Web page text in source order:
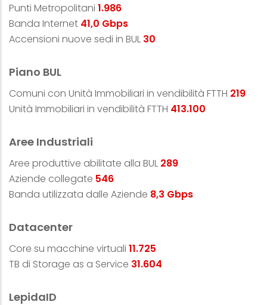
Punti Metropolitani 1.986
Banda Internet 41,0 Gbps
Accensioni nuove sedi in BUL 30
Piano BUL
Comuni con Unità Immobiliari in vendibilità FTTH 219
Unità Immobiliari in vendibilità FTTH 413.100
Aree Industriali
Aree produttive abilitate alla BUL 289
Aziende collegate 546
Banda utilizzata dalle Aziende 8,3 Gbps
Datacenter
Core su macchine virtuali 11.725
TB di Storage as a Service 31.604
LepidaID